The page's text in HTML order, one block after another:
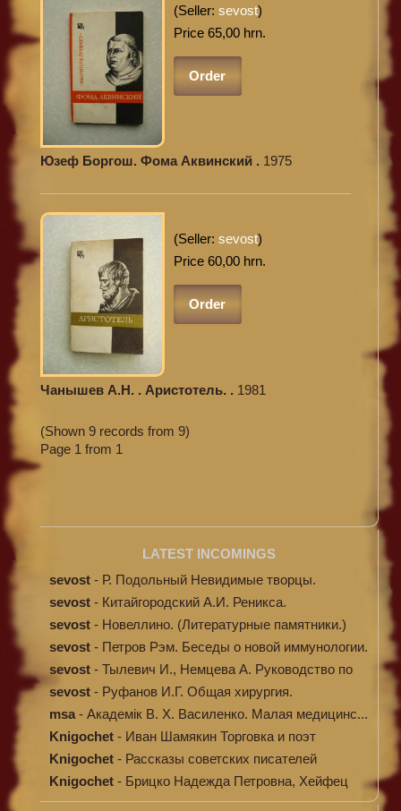
(Seller: sevost)
Price 65,00 hrn.
Order
Юзеф Боргош. Фома Аквинский . 1975
(Seller: sevost)
Price 60,00 hrn.
Order
Чанышев А.Н. . Аристотель. . 1981
(Shown 9 records from 9)
Page 1 from 1
LATEST INCOMINGS
sevost - Р. Подольный Невидимые творцы.
sevost - Китайгородский А.И. Реникса.
sevost - Новеллино. (Литературные памятники.)
sevost - Петров Рэм. Беседы о новой иммунологии.
sevost - Тылевич И., Немцева А. Руководство по
ме...
sevost - Руфанов И.Г. Общая хирургия.
msa - Академік В. Х. Василенко. Малая медицинс...
Knigochet - Иван Шамякин Торговка и поэт
Knigochet - Рассказы советских писателей
Knigochet - Брицко Надежда Петровна, Хейфец
Аркадий ...